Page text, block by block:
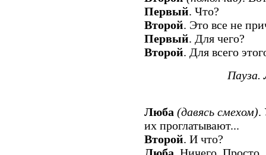
Первый. Что?
Второй. Это все не
Первый. Для чего?
Второй. Для всего
Пауза.
Люба (давясь смехом).
их проглатывают...
Второй. И что?